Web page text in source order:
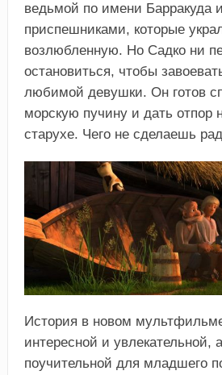
ведьмой по имени Барракуда
приспешниками, которые
возлюбленную. Но Садко ни
остановиться, чтобы
любимой девушки. Он готов
морскую пучину и дать отпор
старухе. Чего не сделаешь
История в новом
интересной и увлекательной,
поучительной для младшего